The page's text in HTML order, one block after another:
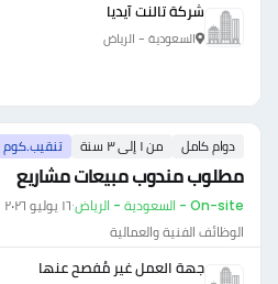
شركة تالنت آيديا
السعودية - الرياض
دوام كامل من ١ إلى ٣ سنة تنقيب.كوم
مطلوب مندوب مبيعات مشاريع
On-site - السعودية - الرياض ·١٦ يوليو ٢٠٢٦
الوظائف الفنية والعمالية
جهة العمل غير مُفصح عنها